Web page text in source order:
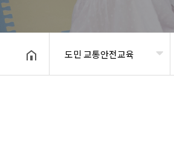
도민 교통안전교육